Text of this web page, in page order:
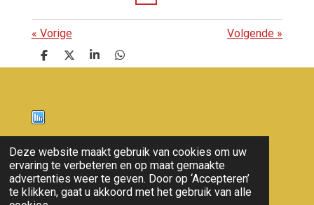
Deze website maakt gebruik van cookies om uw
ervaring te verbeteren en op maat gemaakte
advertenties weer te geven. Door op ‘Accepteren’
te klikken, gaat u akkoord met het gebruik van alle
« Vorige Volgende »
D
e
D
e
S
h
D
e
Nieuws
© 2011 - 2026 overloon nieuws